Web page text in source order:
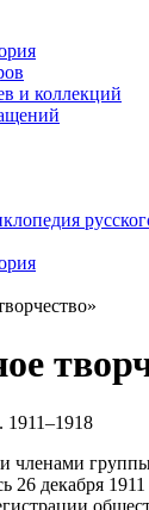
и коллекций
членами
26 декабря